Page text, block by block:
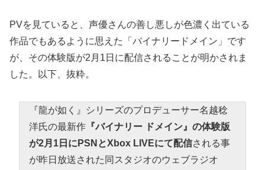
PVを見ていると、声優さんの善し悪しが色濃く出ている
作品でもあるように思えた「バイナリードメイン」です
が、その体験版が2月1日に配信されることが明かされま
した。以下、抜粋。
『龍が如く』シリーズのプロデューサー名越稔
洋氏の最新作 『バイナリー ドメイン』の体験版
が2月1日にPSNとXbox LIVEにて配信される事
が昨日放送された同スタジオのウェブラジオ